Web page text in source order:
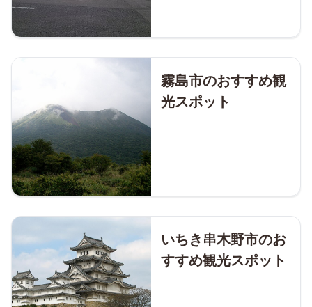
霧島市のおすすめ観
光スポット
いちき串木野市のお
すすめ観光スポット